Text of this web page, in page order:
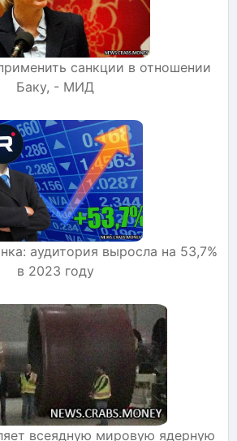
санкции в отношении
Баку, - МИД
аудитория выросла на 53,7%
в 2023 году
всеядную мировую ядерную